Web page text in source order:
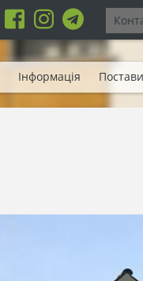
Інформація